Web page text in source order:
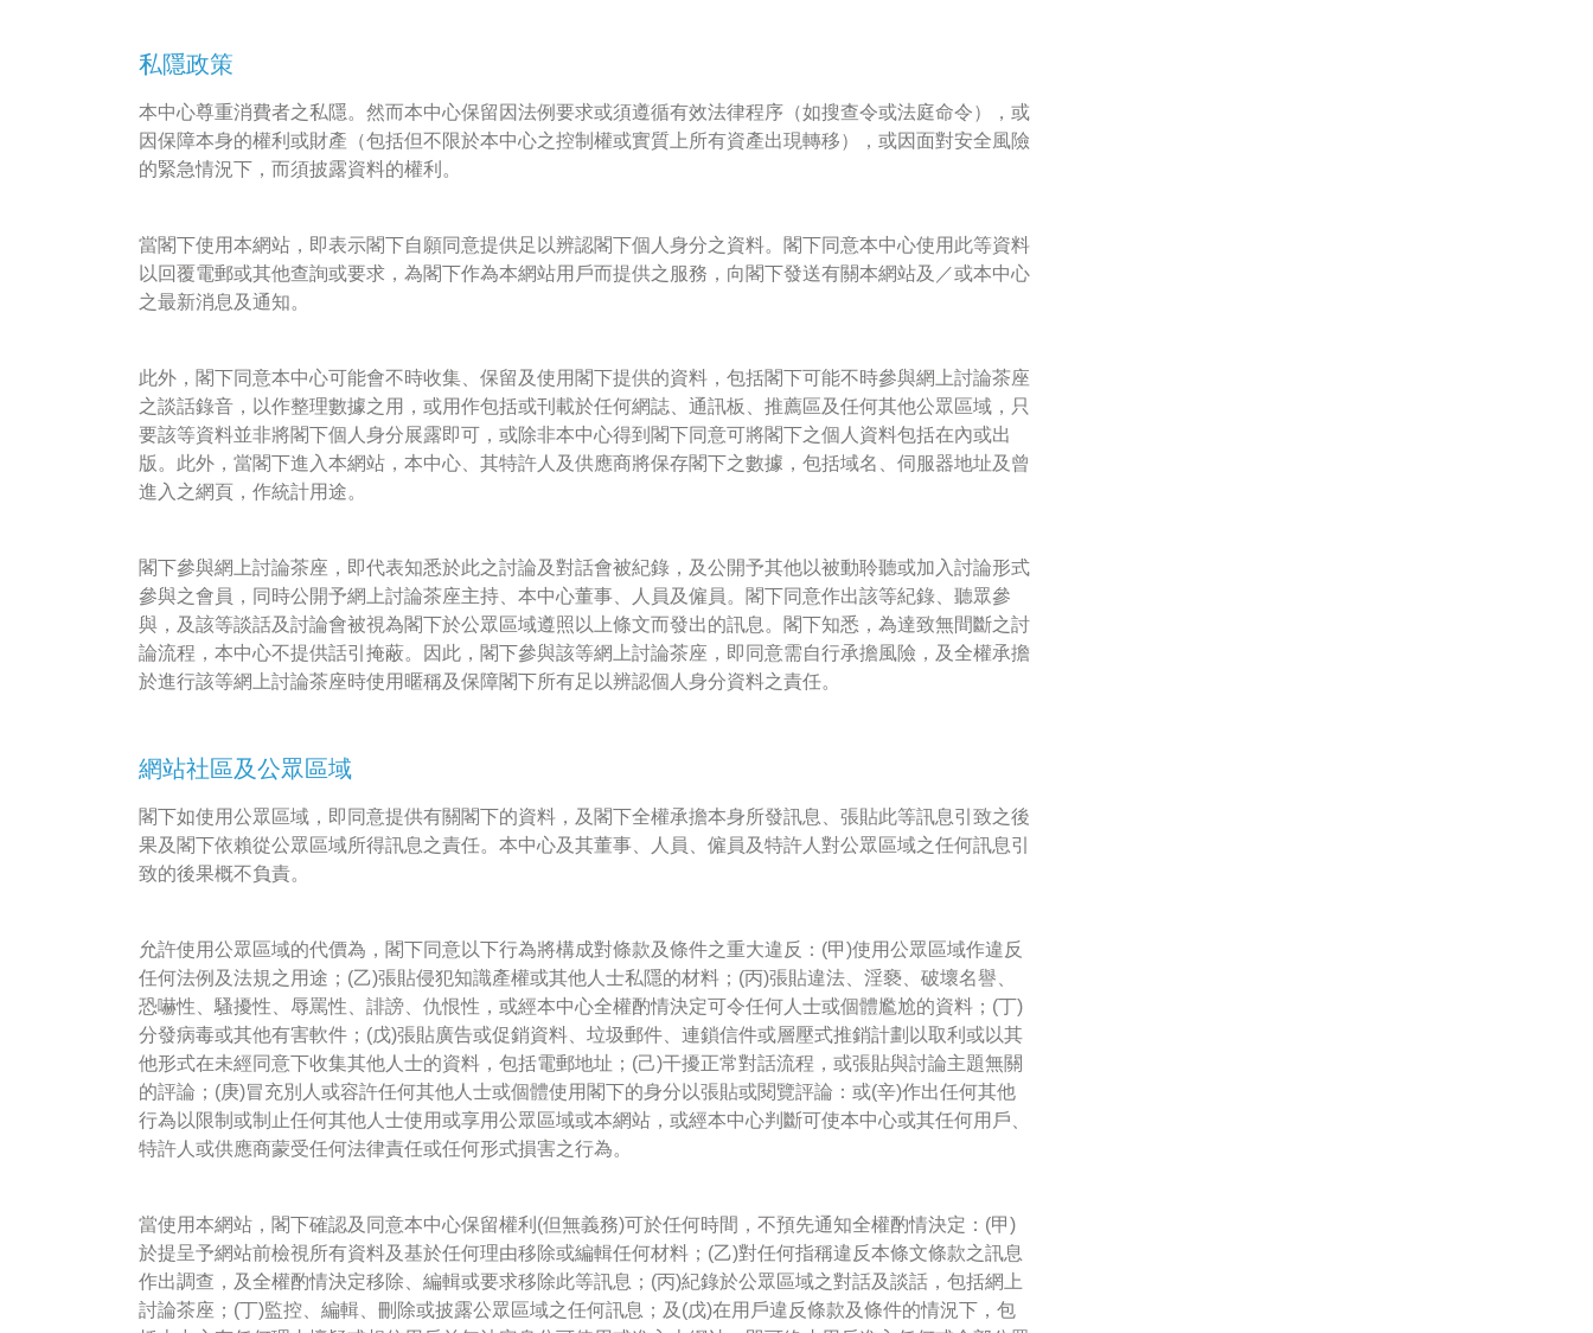
私隱政策
本中心尊重消費者之私隱。然而本中心保留因法例要求或須遵循有效法律程序（如搜查令或法庭命令），或
因保障本身的權利或財產（包括但不限於本中心之控制權或實質上所有資產出現轉移），或因面對安全風險
的緊急情況下，而須披露資料的權利。
當閣下使用本網站，即表示閣下自願同意提供足以辨認閣下個人身分之資料。閣下同意本中心使用此等資料
以回覆電郵或其他查詢或要求，為閣下作為本網站用戶而提供之服務，向閣下發送有關本網站及／或本中心
之最新消息及通知。
此外，閣下同意本中心可能會不時收集、保留及使用閣下提供的資料，包括閣下可能不時參與網上討論茶座
之談話錄音，以作整理數據之用，或用作包括或刊載於任何網誌、通訊板、推薦區及任何其他公眾區域，只
要該等資料並非將閣下個人身分展露即可，或除非本中心得到閣下同意可將閣下之個人資料包括在內或出
版。此外，當閣下進入本網站，本中心、其特許人及供應商將保存閣下之數據，包括域名、伺服器地址及曾
進入之網頁，作統計用途。
閣下參與網上討論茶座，即代表知悉於此之討論及對話會被紀錄，及公開予其他以被動聆聽或加入討論形式
參與之會員，同時公開予網上討論茶座主持、本中心董事、人員及僱員。閣下同意作出該等紀錄、聽眾參
與，及該等談話及討論會被視為閣下於公眾區域遵照以上條文而發出的訊息。閣下知悉，為達致無間斷之討
論流程，本中心不提供話引掩蔽。因此，閣下參與該等網上討論茶座，即同意需自行承擔風險，及全權承擔
於進行該等網上討論茶座時使用暱稱及保障閣下所有足以辨認個人身分資料之責任。
網站社區及公眾區域
閣下如使用公眾區域，即同意提供有關閣下的資料，及閣下全權承擔本身所發訊息、張貼此等訊息引致之後
果及閣下依賴從公眾區域所得訊息之責任。本中心及其董事、人員、僱員及特許人對公眾區域之任何訊息引
致的後果概不負責。
允許使用公眾區域的代價為，閣下同意以下行為將構成對條款及條件之重大違反：(甲)使用公眾區域作違反
任何法例及法規之用途；(乙)張貼侵犯知識產權或其他人士私隱的材料；(丙)張貼違法、淫褻、破壞名譽、
恐嚇性、騷擾性、辱罵性、誹謗、仇恨性，或經本中心全權酌情決定可令任何人士或個體尷尬的資料；(丁)
分發病毒或其他有害軟件；(戊)張貼廣告或促銷資料、垃圾郵件、連鎖信件或層壓式推銷計劃以取利或以其
他形式在未經同意下收集其他人士的資料，包括電郵地址；(己)干擾正常對話流程，或張貼與討論主題無關
的評論；(庚)冒充別人或容許任何其他人士或個體使用閣下的身分以張貼或閱覽評論：或(辛)作出任何其他
行為以限制或制止任何其他人士使用或享用公眾區域或本網站，或經本中心判斷可使本中心或其任何用戶、
特許人或供應商蒙受任何法律責任或任何形式損害之行為。
當使用本網站，閣下確認及同意本中心保留權利(但無義務)可於任何時間，不預先通知全權酌情決定：(甲)
於提呈予網站前檢視所有資料及基於任何理由移除或編輯任何材料；(乙)對任何指稱違反本條文條款之訊息
作出調查，及全權酌情決定移除、編輯或要求移除此等訊息；(丙)紀錄於公眾區域之對話及談話，包括網上
討論茶座；(丁)監控、編輯、刪除或披露公眾區域之任何訊息；及(戊)在用戶違反條款及條件的情況下，包